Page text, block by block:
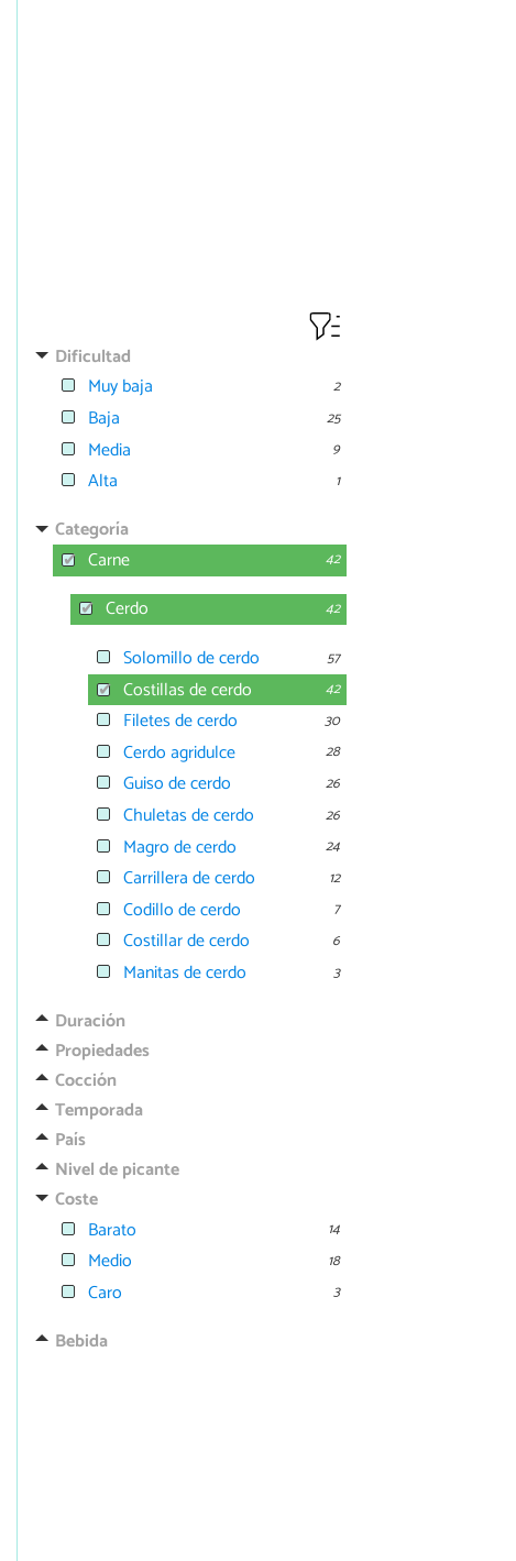
Dificultad
Muy baja
2
Baja 25
Media 9
Alta 1
Categoría
Carne
42
Cerdo 42
Solomillo de cerdo 57
Costillas de cerdo 42
Filetes de cerdo 30
Cerdo agridulce 28
Guiso de cerdo 26
Chuletas de cerdo 26
Magro de cerdo 24
Carrillera de cerdo 12
Codillo de cerdo 7
Costillar de cerdo 6
Manitas de cerdo 3
Duración
Propiedades
Cocción
Temporada
País
Nivel de picante
Coste
Barato
14
Medio 18
Caro 3
Bebida